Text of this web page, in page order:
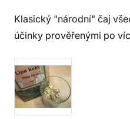
Klasický "národní" čaj
účinky prověřenými po